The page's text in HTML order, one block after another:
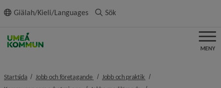
innehållet
Giälah/Kieli/Languages Sök
MENY
Startsida Jobb och företagande nivå i brödsmulenavigeringen
Jobb och praktik nivå i